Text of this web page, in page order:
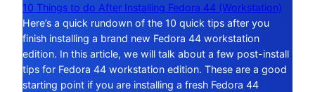
10 Things to do After Installing Fedora 44 (Workstation)
Here’s a quick rundown of the 10 quick tips after you
finish installing a brand new Fedora 44 workstation
edition. In this article, we will talk about a few post-install
tips for Fedora 44 workstation edition. These are a good
starting point if you are installing a fresh Fedora 44